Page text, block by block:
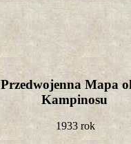
Przedwojenna Mapa
Kampinosu
1933 rok